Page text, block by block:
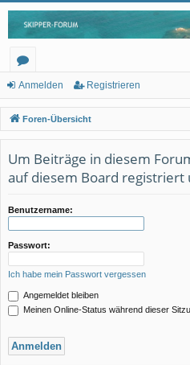
or
en
Anmelden Registrieren
Foren-Übersicht
Um Beiträge in diesem
auf diesem Board registriert
Benutzername:
Passwort:
Ich habe mein Passwort vergessen
Angemeldet bleiben
Meinen Online-Status während dieser